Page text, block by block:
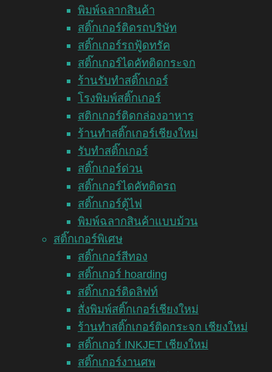
พิมพ์ฉลากสินค้า
สติ๊กเกอร์ติดรถบริษัท
สติ๊กเกอร์รถฟู้ดทรัค
สติ๊กเกอร์ไดคัทติดกระจก
ร้านรับทำสติ๊กเกอร์
โรงพิมพ์สติ๊กเกอร์
สติกเกอร์ติดกล่องอาหาร
ร้านทำสติ๊กเกอร์เชียงใหม่
รับทำสติ๊กเกอร์
สติ๊กเกอร์ด่วน
สติ๊กเกอร์ไดคัทติดรถ
สติ๊กเกอร์ตู้ไฟ
พิมพ์ฉลากสินค้าแบบม้วน
สติ๊กเกอร์พิเศษ
สติ๊กเกอร์สีทอง
สติ๊กเกอร์ hoarding
สติ๊กเกอร์ติดลิฟท์
สั่งพิมพ์สติ๊กเกอร์เชียงใหม่
ร้านทำสติ๊กเกอร์ติดกระจก เชียงใหม่
สติ๊กเกอร์ INKJET เชียงใหม่
สติ๊กเกอร์งานศพ